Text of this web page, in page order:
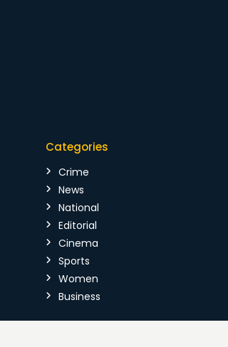
Categories
Crime
News
National
Editorial
Cinema
Sports
Women
Business